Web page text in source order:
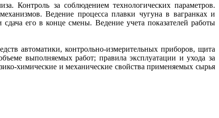
Контроль за соблюдением технологических параметров.
Ведение процесса плавки чугуна в вагранках и
его в конце смены. Ведение учета показателей работы
автоматики, контрольно-измерительных приборов, щита
выполняемых работ; правила эксплуатации и ухода за
химические и механические свойства применяемых сырья